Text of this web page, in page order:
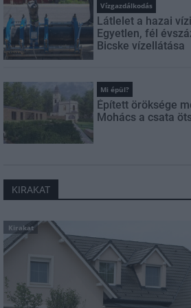
Vízgazdálkodás
Látlelet a hazai
Egyetlen, fél
Bicske vízellátása
Mi épül?
Épített öröksége
Mohács a csata
KIRAKAT
Kirakat